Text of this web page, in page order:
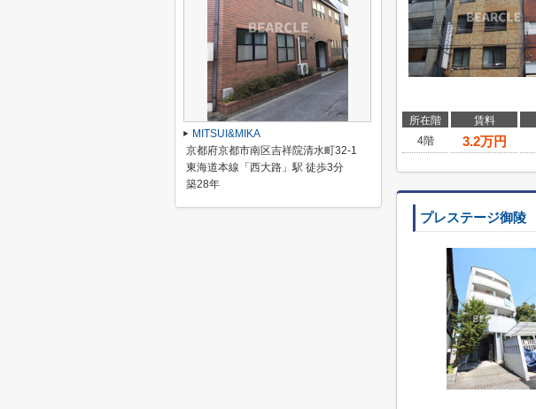
所在階 賃料
4階
3.2万円
プレステージ御陵
MITSUI&MIKA
京都府京都市南区吉祥院清水町32-1
東海道本線「西大路」駅 徒歩3分
築28年